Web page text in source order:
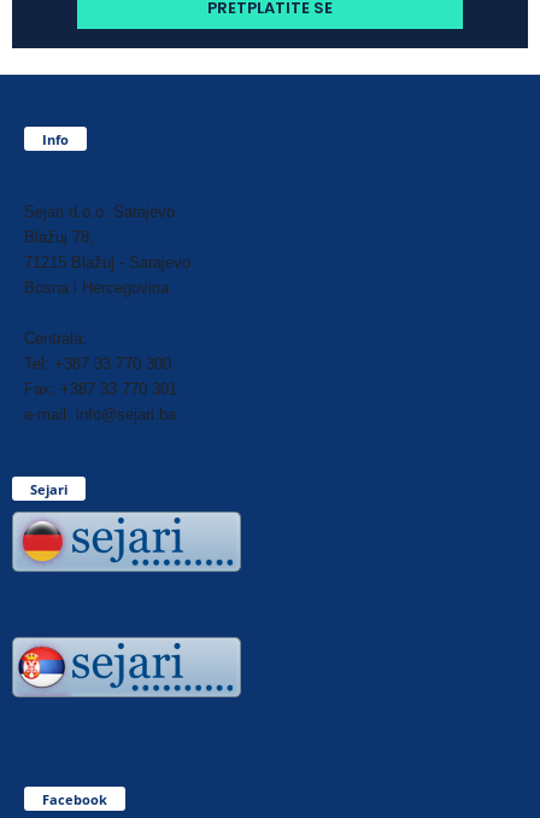
Info
Sejari d.o.o. Sarajevo
Blažuj 78,
71215 Blažuj - Sarajevo
Bosna i Hercegovina
Centrala:
Tel: +387 33 770 300
Fax: +387 33 770 301
e-mail: info@sejari.ba
Sejari
Facebook